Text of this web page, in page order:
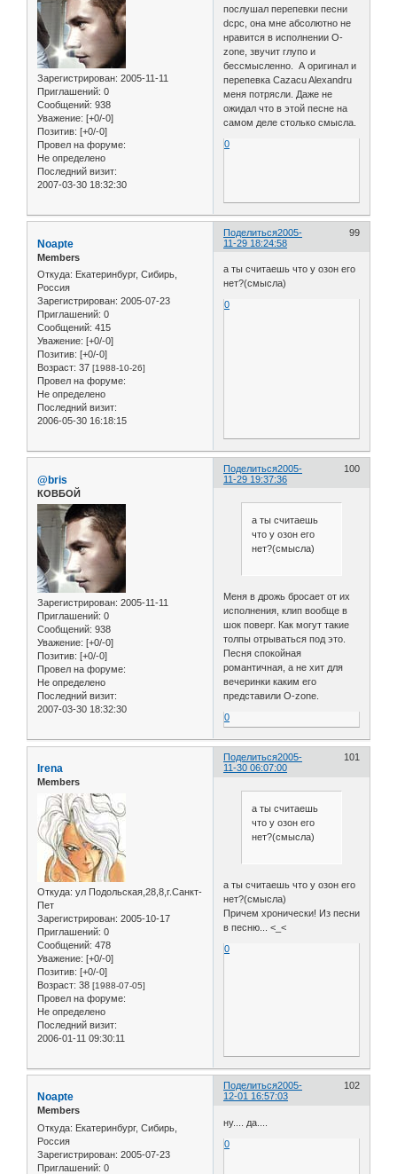
Зарегистрирован: 2005-11-11
Приглашений: 0
Сообщений: 938
Уважение: [+0/-0]
Позитив: [+0/-0]
Провел на форуме:
Не определено
Последний визит:
2007-03-30 18:32:30
послушал перепевки песни
dcpc, она мне абсолютно не
нравится в исполнении O-
zone, звучит глупо и
бессмысленно. А оригинал и
перепевка Cazacu Alexandru
меня потрясли. Даже не
ожидал что в этой песне на
самом деле столько смысла.
0
Поделиться 99
2005-
11-29 18:24:58
Noapte
Members
Откуда: Екатеринбург, Сибирь,
Россия
Зарегистрирован: 2005-07-23
Приглашений: 0
Сообщений: 415
Уважение: [+0/-0]
Позитив: [+0/-0]
Возраст: 37 [1988-10-26]
Провел на форуме:
Не определено
Последний визит:
2006-05-30 16:18:15
а ты считаешь что у озон его
нет?(смысла)
0
Поделиться 100
2005-
11-29 19:37:36
@bris
КОВБОЙ
Зарегистрирован: 2005-11-11
Приглашений: 0
Сообщений: 938
Уважение: [+0/-0]
Позитив: [+0/-0]
Провел на форуме:
Не определено
Последний визит:
2007-03-30 18:32:30
а ты считаешь
что у озон его
нет?(смысла)
Меня в дрожь бросает от их
исполнения, клип вообще в
шок поверг. Как могут такие
толпы отрываться под это.
Песня спокойная
романтичная, а не хит для
вечеринки каким его
представили O-zone.
0
Поделиться 101
2005-
11-30 06:07:00
Irena
Members
Откуда: ул Подольская,28,8,г.Санкт-
Пет
Зарегистрирован: 2005-10-17
Приглашений: 0
Сообщений: 478
Уважение: [+0/-0]
Позитив: [+0/-0]
Возраст: 38 [1988-07-05]
Провел на форуме:
Не определено
Последний визит:
2006-01-11 09:30:11
а ты считаешь
что у озон его
нет?(смысла)
а ты считаешь что у озон его
нет?(смысла)
Причем хронически! Из песни
в песню... <_<
0
Поделиться 102
2005-
12-01 16:57:03
Noapte
Members
Откуда: Екатеринбург, Сибирь,
Россия
Зарегистрирован: 2005-07-23
Приглашений: 0
ну.... да....
0